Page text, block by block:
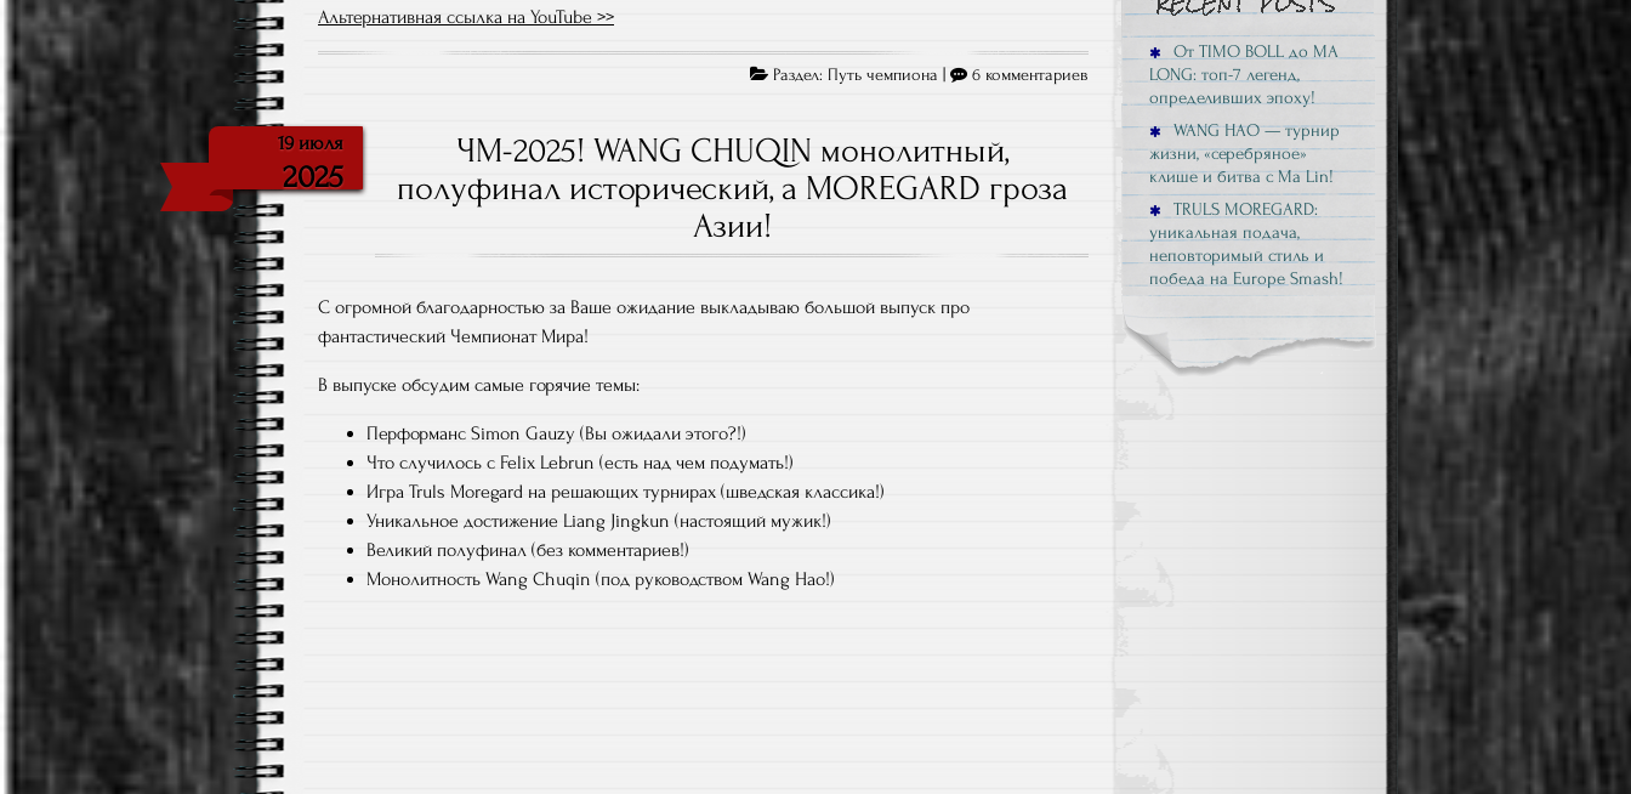
Альтернативная ссылка на YouTube >>
Раздел: Путь чемпиона | 6 комментариев
записи
TRULS
MOREGARD:
уникальная
подача,
неповторимый
победа
19 июля
2025
ЧМ-2025! WANG CHUQIN монолитный,
полуфинал исторический, а MOREGARD гроза
Азии!
С огромной благодарностью за Ваше ожидание выкладываю большой выпуск про
фантастический Чемпионат Мира!
В выпуске обсудим самые горячие темы:
Перформанс Simon Gauzy (Вы ожидали этого?!)
Что случилось с Felix Lebrun (есть над чем подумать!)
Игра Truls Moregard на решающих турнирах (шведская классика!)
Уникальное достижение Liang Jingkun (настоящий мужик!)
Великий полуфинал (без комментариев!)
Монолитность Wang Chuqin (под руководством Wang Hao!)
От TIMO BOLL до MA
LONG: топ-7 легенд,
определивших эпоху!
WANG HAO — турнир
жизни, «серебряное»
клише и битва с Ma Lin!
TRULS MOREGARD:
уникальная подача,
неповторимый стиль и
победа на Europe Smash!